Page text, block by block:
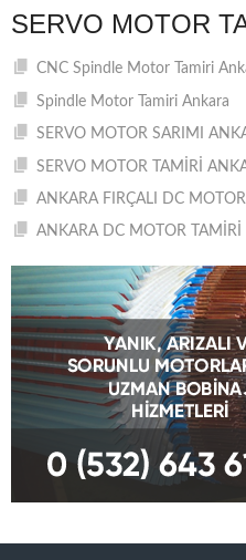
SERVO MOTOR
CNC Spindle Motor Tamiri
Spindle Motor Tamiri Ankara
SERVO MOTOR SARIMI
SERVO MOTOR TAMİRİ
ANKARA FIRÇALI DC MOTOR
ANKARA DC MOTOR TAMİRİ